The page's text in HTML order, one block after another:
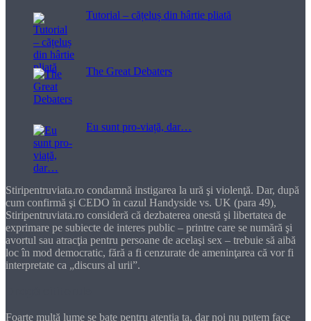
Tutorial – cățeluș din hârtie pliată
The Great Debaters
Eu sunt pro-viață, dar…
Stiripentruviata.ro condamnă instigarea la ură şi violenţă. Dar, după
cum confirmă şi CEDO în cazul Handyside vs. UK (para 49),
Stiripentruviata.ro consideră că dezbaterea onestă şi libertatea de
exprimare pe subiecte de interes public – printre care se numără şi
avortul sau atracţia pentru persoane de acelaşi sex – trebuie să aibă
loc în mod democratic, fără a fi cenzurate de ameninţarea că vor fi
interpretate ca „discurs al urii”.
Foarte multă lume se bate pentru atenţia ta, dar noi nu putem face